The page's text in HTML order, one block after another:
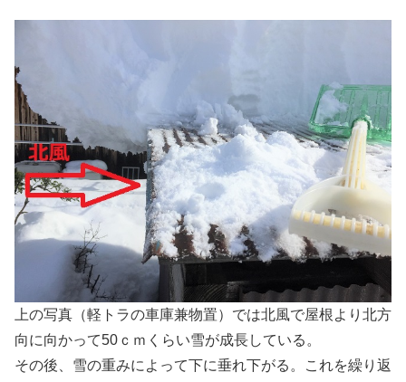
上の写真（軽トラの車庫兼物置）では北風で屋根より北方
向に向かって50ｃｍくらい雪が成長している。
その後、雪の重みによって下に垂れ下がる。これを繰り返